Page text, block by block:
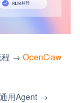
程 → OpenClaw
用Agent →